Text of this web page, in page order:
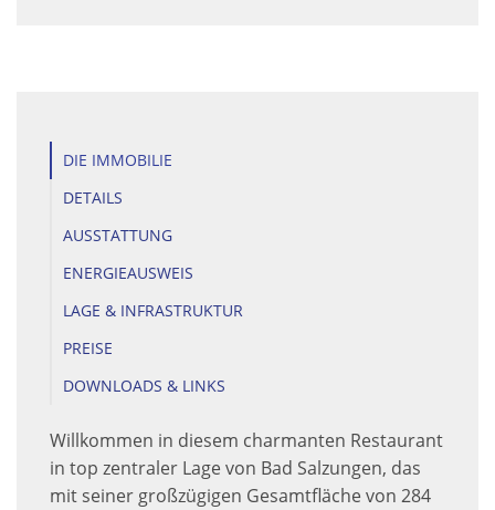
DIE IMMOBILIE
DETAILS
AUSSTATTUNG
ENERGIEAUSWEIS
LAGE & INFRASTRUKTUR
PREISE
DOWNLOADS & LINKS
Willkommen in diesem charmanten Restaurant
in top zentraler Lage von Bad Salzungen, das
mit seiner großzügigen Gesamtfläche von 284